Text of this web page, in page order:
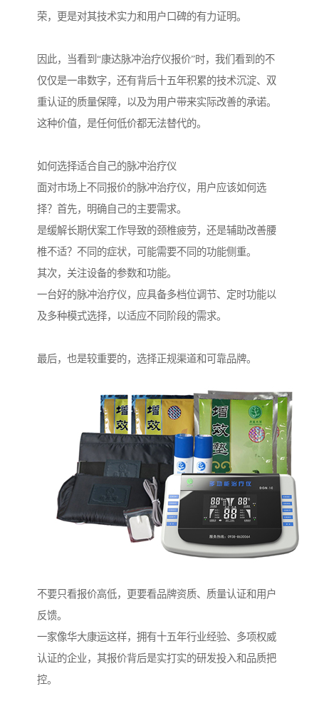
荣，更是对其技术实力和用户口碑的有力证明。
因此，当看到“康达脉冲治疗仪报价”时，我们看到的不
仅仅是一串数字，还有背后十五年积累的技术沉淀、双
重认证的质量保障，以及为用户带来实际改善的承诺。
这种价值，是任何低价都无法替代的。
如何选择适合自己的脉冲治疗仪
面对市场上不同报价的脉冲治疗仪，用户应该如何选
择？首先，明确自己的主要需求。
是缓解长期伏案工作导致的颈椎疲劳，还是辅助改善腰
椎不适？不同的症状，可能需要不同的功能侧重。
其次，关注设备的参数和功能。
一台好的脉冲治疗仪，应具备多档位调节、定时功能以
及多种模式选择，以适应不同阶段的需求。
最后，也是较重要的，选择正规渠道和可靠品牌。
不要只看报价高低，更要看品牌资质、质量认证和用户
反馈。
一家像华大康运这样，拥有十五年行业经验、多项权威
认证的企业，其报价背后是实打实的研发投入和品质把
控。